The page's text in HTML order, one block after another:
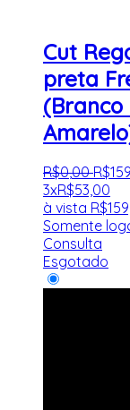
Cut
preta
(Branco
R$0,00 R$159
3xR$53,00
à vista R$
Somente
Consulta
Esgotado